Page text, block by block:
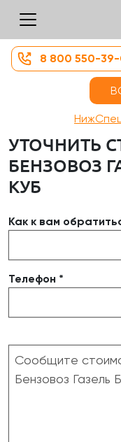
8 800 550-
УТОЧНИТЬ
БЕНЗОВОЗ
КУБ
Как к вам
Телефон *